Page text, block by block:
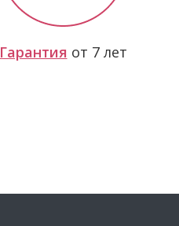
Гарантия от 7 лет